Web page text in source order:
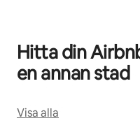
Hitta din
en annan stad
Visa alla